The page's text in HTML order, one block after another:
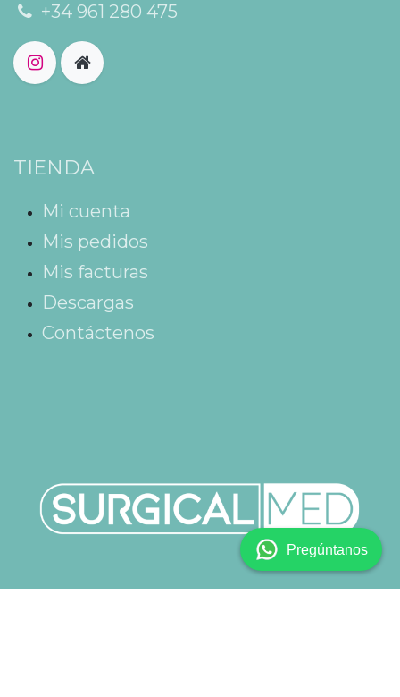
+34 961 280 475
TIENDA
Mi cuenta
Mis pedidos
Mis facturas
Descargas
Contáctenos
Pregúntanos